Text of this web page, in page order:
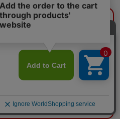
¥0 閉じる
本体色：
選択してください
本体代：¥0